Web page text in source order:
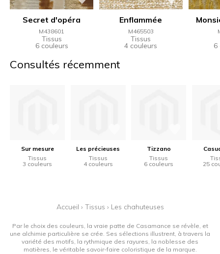
Secret d'opéra
M438601
Tissus
6 couleurs
Enflammée
M465503
Tissus
4 couleurs 6
Consultés récemment
Sur mesure
Tissus
3 couleurs
Les précieuses
Tissus
4 couleurs
Tizzano
Tissus
6 couleurs
25
Accueil › Tissus › Les chahuteuses
Par le choix des couleurs, la vraie patte de Casamance se révèle, et
une alchimie particulière se crée. Ses sélections illustrent, à travers la
variété des motifs, la rythmique des rayures, la noblesse des
matières, le véritable savoir-faire coloristique de la marque.